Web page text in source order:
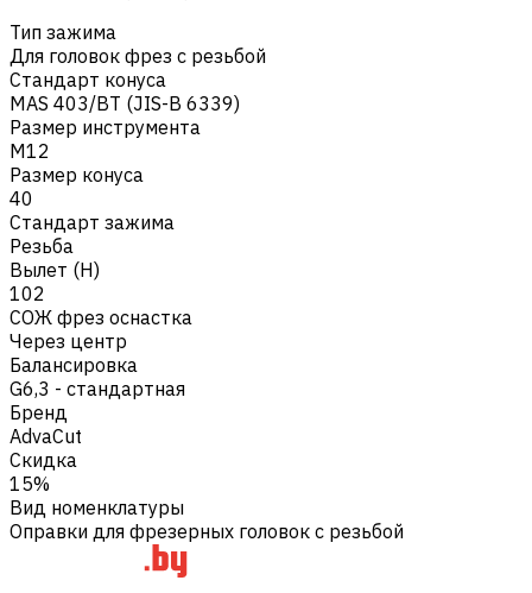
Тип зажима
Для головок фрез с резьбой
Стандарт конуса
MAS 403/BT (JIS-B 6339)
Размер инструмента
M12
Размер конуса
40
Стандарт зажима
Резьба
Вылет (H)
102
СОЖ фрез оснастка
Через центр
Балансировка
G6,3 - стандартная
Бренд
AdvaCut
Скидка
15%
Вид номенклатуры
Оправки для фрезерных головок с резьбой